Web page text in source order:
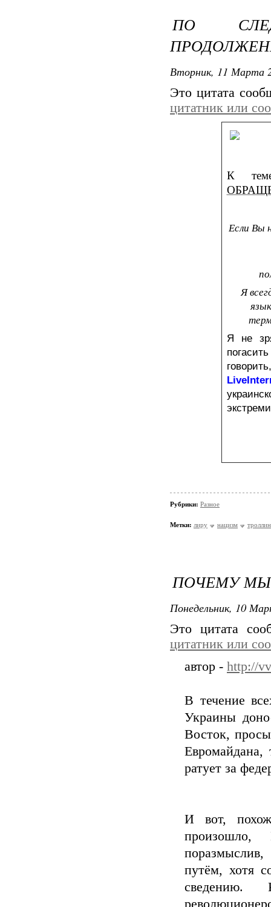
ПО
Вторник, 11 Марта
Это цитата
цитатник или
К
Если Вы
Я
Я не
Рубрики: Разное
Метки: лиру нацизм
ПОЧЕМУ
Понедельник, 10
Это цитата
цитатник или
автор - http://
В течение
Украины
Восток,
ратует за
И вот,
путём, хотя
сведению.